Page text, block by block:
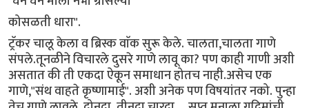
कोसळती धारा".
ट्रॅकर चालू केला व ब्रिस्क वाॅक सुरू केले. चालता,चालता गाणे
संपले.तूनळीने विचारले दुसरे गाणे लावू का? पण काही गाणी अशी
असतात की ती एकदा ऐकून समाधान होतच नाही.असेच एक
गाणे,"संथ वाहते कृष्णामाई". अशी अनेक पण विषयांतर नको. पुन्हा